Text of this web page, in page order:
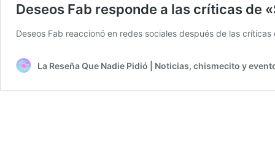
Deseos Fab responde a las críticas de
Deseos Fab reaccionó en redes sociales después de las
La Reseña Que Nadie Pidió | Noticias, chismecito y